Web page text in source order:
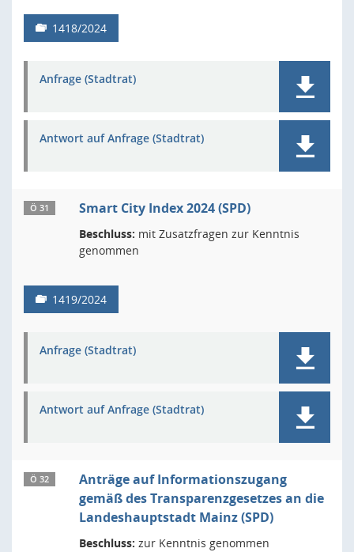
1418/2024
Anfrage (Stadtrat)
Antwort auf Anfrage (Stadtrat)
Ö 31 Smart City Index 2024 (SPD)
Beschluss: mit Zusatzfragen zur Kenntnis
genommen
1419/2024
Anfrage (Stadtrat)
Antwort auf Anfrage (Stadtrat)
Ö 32
Anträge auf Informationszugang
gemäß des Transparenzgesetzes an die
Landeshauptstadt Mainz (SPD)
Beschluss: zur Kenntnis genommen